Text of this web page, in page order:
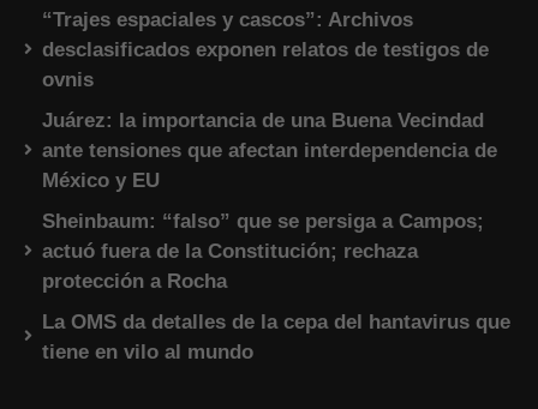
“Trajes espaciales y cascos”: Archivos
desclasificados exponen relatos de testigos de
ovnis
Juárez: la importancia de una Buena Vecindad
ante tensiones que afectan interdependencia de
México y EU
Sheinbaum: “falso” que se persiga a Campos;
actuó fuera de la Constitución; rechaza
protección a Rocha
La OMS da detalles de la cepa del hantavirus que
tiene en vilo al mundo